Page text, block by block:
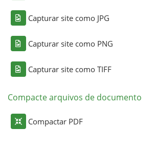
Capturar site como JPG
Capturar site como PNG
Capturar site como TIFF
Compacte arquivos de documento
Compactar PDF